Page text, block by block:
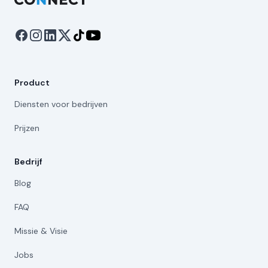
Product
Diensten voor bedrijven
Prijzen
Bedrijf
Blog
FAQ
Missie & Visie
Jobs